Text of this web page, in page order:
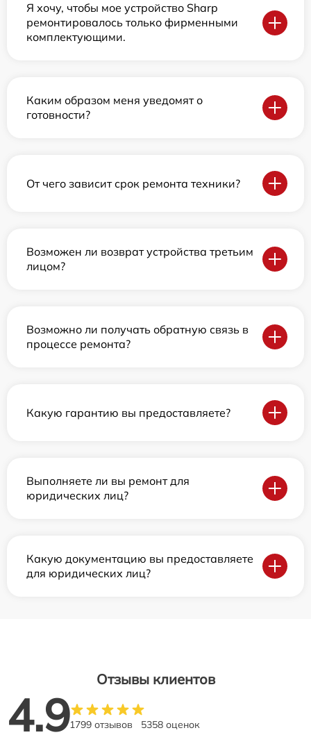
Я хочу, чтобы мое устройство Sharp
ремонтировалось только фирменными
комплектующими.
Каким образом меня уведомят о
готовности?
От чего зависит срок ремонта техники?
Возможен ли возврат устройства третьим
лицом?
Возможно ли получать обратную связь в
процессе ремонта?
Какую гарантию вы предоставляете?
Выполняете ли вы ремонт для
юридических лиц?
Какую документацию вы предоставляете
для юридических лиц?
Отзывы клиентов
4.91799 отзывов 5358 оценок